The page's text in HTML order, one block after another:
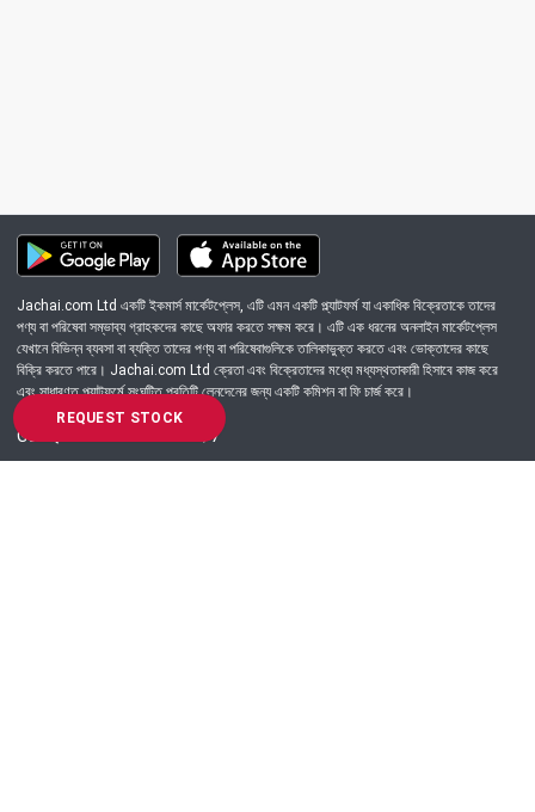
REQUEST STOCK
Jachai.com Ltd একটি ইকমার্স মার্কেটপ্লেস, এটি এমন একটি প্ল্যাটফর্ম যা একাধিক বিক্রেতাকে তাদের
পণ্য বা পরিষেবা সম্ভাব্য গ্রাহকদের কাছে অফার করতে সক্ষম করে। এটি এক ধরনের অনলাইন মার্কেটপ্লেস
যেখানে বিভিন্ন ব্যবসা বা ব্যক্তি তাদের পণ্য বা পরিষেবাগুলিকে তালিকাভুক্ত করতে এবং ভোক্তাদের কাছে
বিক্রি করতে পারে। Jachai.com Ltd ক্রেতা এবং বিক্রেতাদের মধ্যে মধ্যস্থতাকারী হিসাবে কাজ করে
এবং সাধারণত প্ল্যাটফর্মে সংঘটিত প্রতিটি লেনদেনের জন্য একটি কমিশন বা ফি চার্জ করে।
Got Question? Call us 24/7